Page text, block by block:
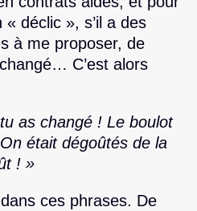
déclic », s’il a des
à me proposer, de
C’est alors
as changé ! Le boulot
était dégoûtés de la
! »
ces phrases. De